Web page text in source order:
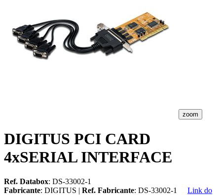
zoom
DIGITUS PCI CARD
4xSERIAL INTERFACE
Ref. Databox: DS-33002-1
Fabricante: DIGITUS | Ref. Fabricante: DS-33002-1
Link do